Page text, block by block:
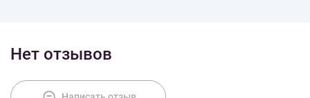
Нет отзывов